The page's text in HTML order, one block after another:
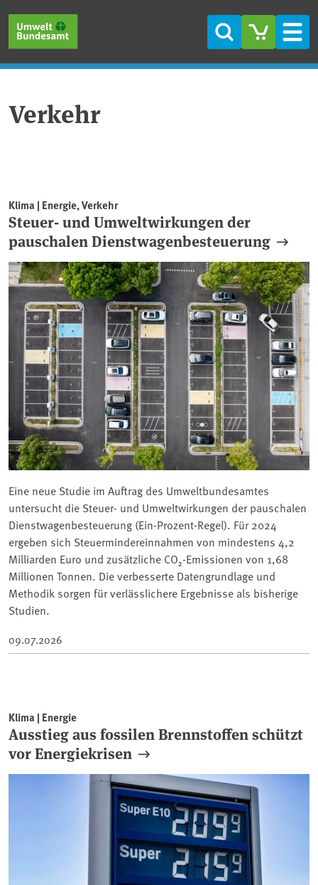
Suche
Verkehr
Klima | Energie, Verkehr
Steuer- und Umweltwirkungen der
pauschalen Dienstwagenbesteuerung
Eine neue Studie im Auftrag des Umweltbundesamtes
untersucht die Steuer- und Umweltwirkungen der pauschalen
Dienstwagenbesteuerung (Ein-Prozent-Regel). Für 2024
ergeben sich Steuermindereinnahmen von mindestens 4,2
Milliarden Euro und zusätzliche CO₂-Emissionen von 1,68
Millionen Tonnen. Die verbesserte Datengrundlage und
Methodik sorgen für verlässlichere Ergebnisse als bisherige
Studien.
09.07.2026
Klima | Energie
Ausstieg aus fossilen Brennstoffen schützt
vor Energiekrisen